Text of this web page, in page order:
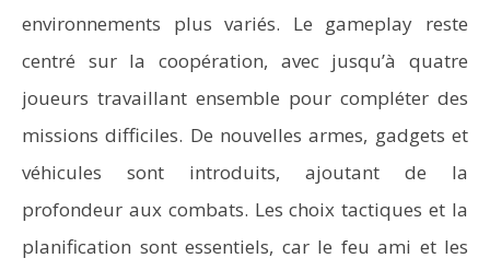
environnements plus variés. Le gameplay reste
centré sur la coopération, avec jusqu’à quatre
joueurs travaillant ensemble pour compléter des
missions difficiles. De nouvelles armes, gadgets et
véhicules sont introduits, ajoutant de la
profondeur aux combats. Les choix tactiques et la
planification sont essentiels, car le feu ami et les